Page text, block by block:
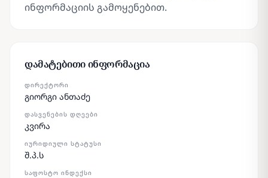
ინფორმაციის გამოყენებით.
დამატებითი ინფორმაცია
ᲓᲘᲠᲔᲥᲢᲝᲠᲘ
გიორგი ანთაძე
ᲓᲐᲡᲕᲔᲜᲔᲑᲘᲡ ᲓᲦᲔᲔᲑᲘ
კვირა
ᲘᲣᲠᲘᲓᲘᲣᲚᲘ ᲡᲢᲐᲢᲣᲡᲘ
შ.პ.ს
ᲡᲐᲤᲝᲡᲢᲝ ᲘᲜᲓᲔᲥᲡᲘ